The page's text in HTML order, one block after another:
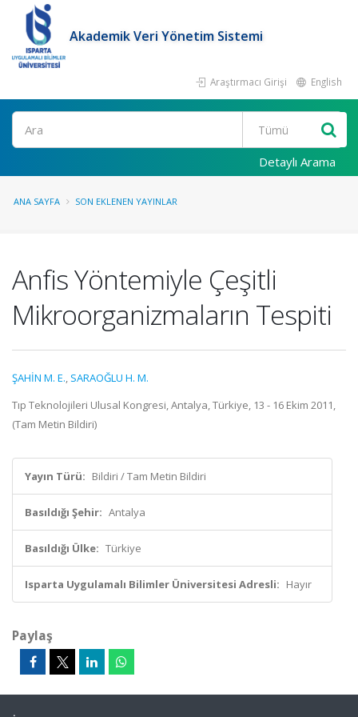
Akademik Veri Yönetim Sistemi
Araştırmacı Girişi English
Ara
Detaylı Arama
ANA SAYFA SON EKLENEN YAYINLAR
Anfis Yöntemiyle Çeşitli
Mikroorganizmaların Tespiti
ŞAHİN M. E., SARAOĞLU H. M.
Tıp Teknolojileri Ulusal Kongresi, Antalya, Türkiye, 13 - 16 Ekim 2011,
(Tam Metin Bildiri)
Yayın Türü: Bildiri / Tam Metin Bildiri
Basıldığı Şehir: Antalya
Basıldığı Ülke: Türkiye
Isparta Uygulamalı Bilimler Üniversitesi Adresli: Hayır
Paylaş